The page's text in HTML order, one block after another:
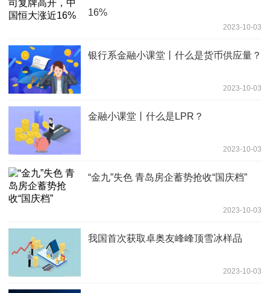
16%
2023-10-03
银行系金融小课堂丨什么是货币供应量？
2023-10-03
金融小课堂丨什么是LPR？
2023-10-03
“金九”失色 青岛房企蓄势抢收“国庆档”
2023-10-03
我国首次获取卓奥友峰峰顶雪冰样品
2023-10-03